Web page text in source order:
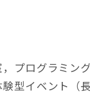
プログラミン
型イベント（